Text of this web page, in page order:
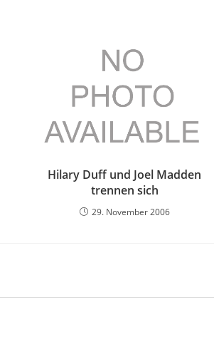
Hilary Duff und Joel Madden
trennen sich
29. November 2006